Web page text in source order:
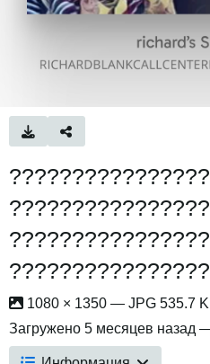
1080 × 1350 — JPG 535.7
Загружено 5 месяцев назад —